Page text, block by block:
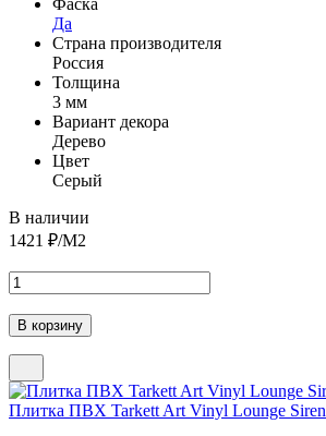
Да
Страна производителя
Россия
Толщина
3 мм
Вариант декора
Дерево
Цвет
Серый
В наличии
1421 ₽/М2
Плитка ПВХ Tarkett Art Vinyl Lounge Siren